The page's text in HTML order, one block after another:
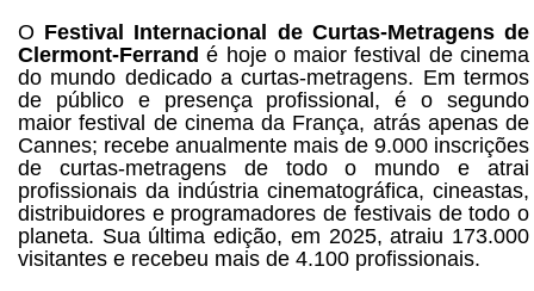
O Festival Internacional de Curtas-Metragens de
Clermont-Ferrand é hoje o maior festival de cinema
do mundo dedicado a curtas-metragens. Em termos
de público e presença profissional, é o segundo
maior festival de cinema da França, atrás apenas de
Cannes; recebe anualmente mais de 9.000 inscrições
de curtas-metragens de todo o mundo e atrai
profissionais da indústria cinematográfica, cineastas,
distribuidores e programadores de festivais de todo o
planeta. Sua última edição, em 2025, atraiu 173.000
visitantes e recebeu mais de 4.100 profissionais.